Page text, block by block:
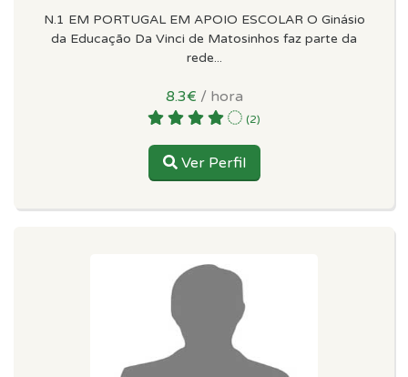
N.1 EM PORTUGAL EM APOIO ESCOLAR O Ginásio
da Educação Da Vinci de Matosinhos faz parte da
rede...
8.3€ / hora
(2)
Ver Perfil